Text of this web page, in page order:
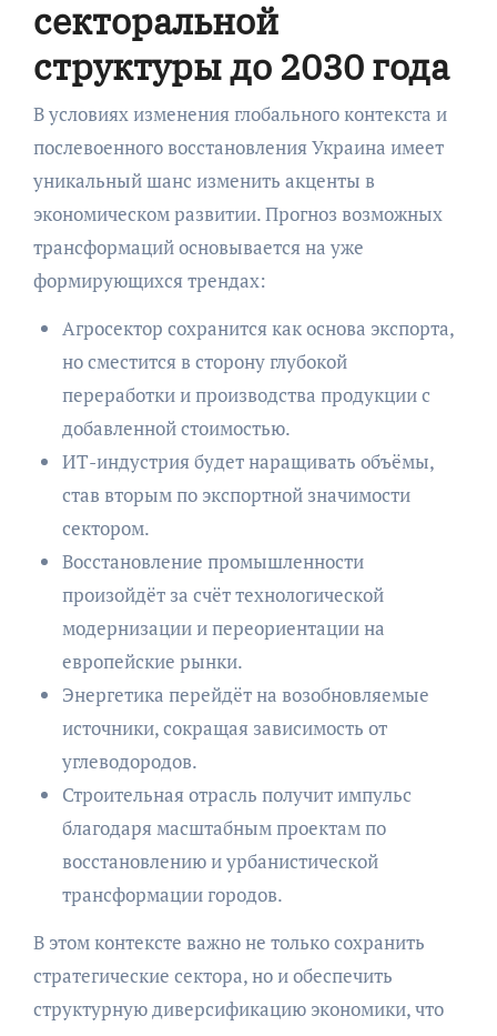
секторальной
структуры до 2030 года
В условиях изменения глобального контекста и
послевоенного восстановления Украина имеет
уникальный шанс изменить акценты в
экономическом развитии. Прогноз возможных
трансформаций основывается на уже
формирующихся трендах:
Агросектор сохранится как основа экспорта,
но сместится в сторону глубокой
переработки и производства продукции с
добавленной стоимостью.
ИТ-индустрия будет наращивать объёмы,
став вторым по экспортной значимости
сектором.
Восстановление промышленности
произойдёт за счёт технологической
модернизации и переориентации на
европейские рынки.
Энергетика перейдёт на возобновляемые
источники, сокращая зависимость от
углеводородов.
Строительная отрасль получит импульс
благодаря масштабным проектам по
восстановлению и урбанистической
трансформации городов.
В этом контексте важно не только сохранить
стратегические сектора, но и обеспечить
структурную диверсификацию экономики, что